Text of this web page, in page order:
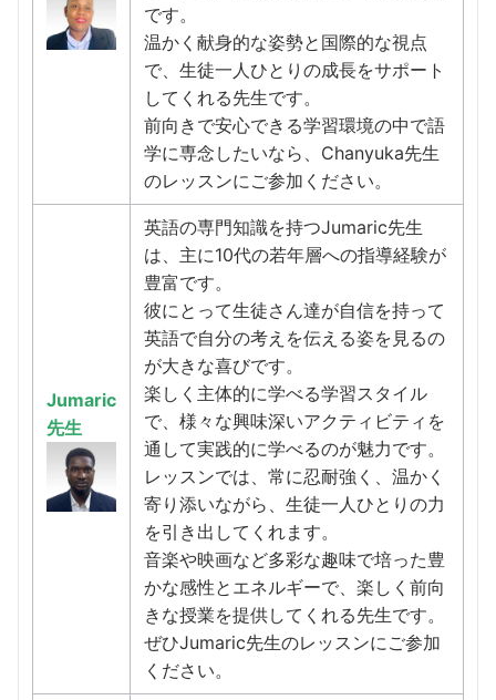
です。
温かく献身的な姿勢と国際的な視点
で、生徒一人ひとりの成長をサポート
してくれる先生です。
前向きで安心できる学習環境の中で語
学に専念したいなら、Chanyuka先生
のレッスンにご参加ください。
Jumaric
先生
英語の専門知識を持つJumaric先生
は、主に10代の若年層への指導経験が
豊富です。
彼にとって生徒さん達が自信を持って
英語で自分の考えを伝える姿を見るの
が大きな喜びです。
楽しく主体的に学べる学習スタイル
で、様々な興味深いアクティビティを
通して実践的に学べるのが魅力です。
レッスンでは、常に忍耐強く、温かく
寄り添いながら、生徒一人ひとりの力
を引き出してくれます。
音楽や映画など多彩な趣味で培った豊
かな感性とエネルギーで、楽しく前向
きな授業を提供してくれる先生です。
ぜひJumaric先生のレッスンにご参加
ください。